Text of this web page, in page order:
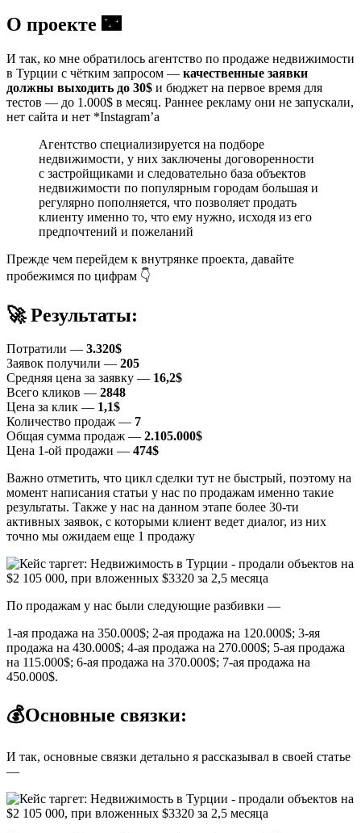
О проекте 🌃
И так, ко мне обратилось агентство по продаже недвижимости
в Турции с чётким запросом — качественные заявки
должны выходить до 30$ и бюджет на первое время для
тестов — до 1.000$ в месяц. Раннее рекламу они не запускали,
нет сайта и нет *Instagram’a
Агентство специализируется на подборе
недвижимости, у них заключены договоренности
с застройщиками и следовательно база объектов
недвижимости по популярным городам большая и
регулярно пополняется, что позволяет продать
клиенту именно то, что ему нужно, исходя из его
предпочтений и пожеланий
Прежде чем перейдем к внутрянке проекта, давайте
пробежимся по цифрам 👇
🚀 Результаты:
Потратили — 3.320$
Заявок получили — 205
Средняя цена за заявку — 16,2$
Всего кликов — 2848
Цена за клик — 1,1$
Количество продаж — 7
Общая сумма продаж — 2.105.000$
Цена 1-ой продажи — 474$
Важно отметить, что цикл сделки тут не быстрый, поэтому на
момент написания статьи у нас по продажам именно такие
результаты. Также у нас на данном этапе более 30-ти
активных заявок, с которыми клиент ведет диалог, из них
точно мы ожидаем еще 1 продажу
По продажам у нас были следующие разбивки —
1-ая продажа на 350.000$; 2-ая продажа на 120.000$; 3-яя
продажа на 430.000$; 4-ая продажа на 270.000$; 5-ая продажа
на 115.000$; 6-ая продажа на 370.000$; 7-ая продажа на
450.000$.
💰Основные связки:
И так, основные связки детально я рассказывал в своей статье
—